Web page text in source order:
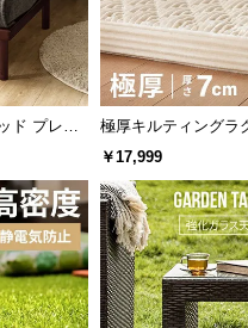
空間を演出するガラス仕
ンランク上の存在感を放
ド プレミ
極厚キルティングラ
0×185cm
￥17,999